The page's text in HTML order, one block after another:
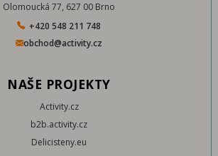
Olomoucká 77, 627 00 Brno
+420 548 211 748
obchod@activity.cz
NAŠE PROJEKTY
Activity.cz
b2b.activity.cz
Delicisteny.eu